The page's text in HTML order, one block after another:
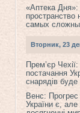
«Аптека
самых
Вторник, 23
Прем’єр
постачання
снарядів буде
Венс:
України є,